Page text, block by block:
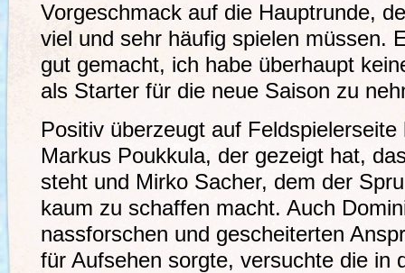
Vorgeschmack auf die Hauptrunde,
viel und sehr häufig spielen müssen.
gut gemacht, ich habe überhaupt
als Starter für die neue Saison zu
Positiv überzeugt auf
Markus Poukkula, der gezeigt hat,
steht und Mirko Sacher, dem der
kaum zu schaffen macht. Auch
nassforschen und gescheiterten
für Aufsehen sorgte, versuchte die in